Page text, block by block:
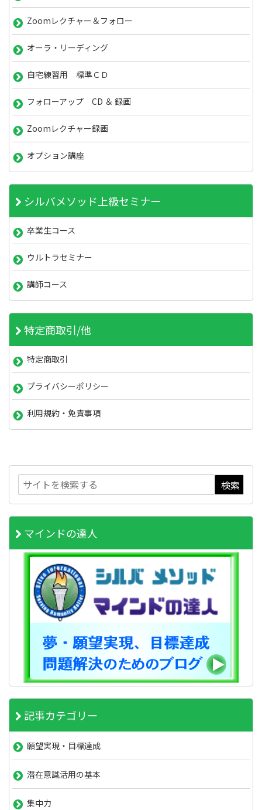
Zoomレクチャー＆フォロー
オーラ・リーディング
自宅練習用 標準ＣＤ
フォローアップ CD ＆ 録画
Zoomレクチャー録画
オプション講座
シルバメソッド上級セミナー
卒業生コース
ウルトラセミナー
講師コース
特定商取引/他
特定商取引
プライバシーポリシー
利用規約・免責事項
マインドの達人
記事カテゴリー
願望実現・目標達成
潜在意識活用の基本
集中力